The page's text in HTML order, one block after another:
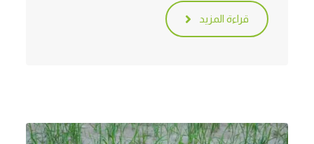
قراءة المزيد